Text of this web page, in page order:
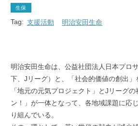
生保
Tag: 支援活動 明治安田生命
明治安田生命は、公益社団法人日本プロ
下、Jリーグ）と、「社会的価値の創出
「地元の元気プロジェクト」とJリーグ
ン！」が一体となって、各地域課題に応
り組んでいる。